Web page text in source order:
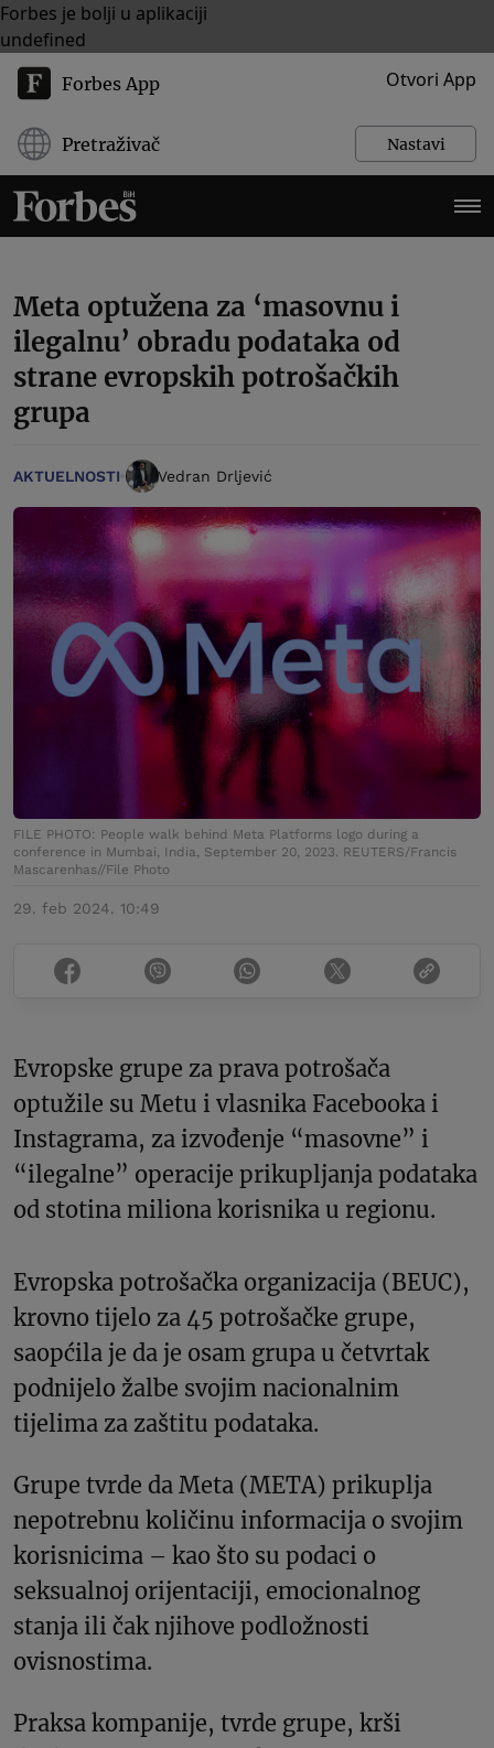
Forbes je bolji u aplikaciji
undefined
Forbes App Otvori App
Pretraživač Nastavi
Meta optužena za ‘masovnu i
ilegalnu’ obradu podataka od
strane evropskih potrošačkih
grupa
AKTUELNOSTI Vedran Drljević
FILE PHOTO: People walk behind Meta Platforms logo during a
conference in Mumbai, India, September 20, 2023. REUTERS/Francis
Mascarenhas//File Photo
29. feb 2024. 10:49
Evropske grupe za prava potrošača
optužile su Metu i vlasnika Facebooka i
Instagrama, za izvođenje “masovne” i
“ilegalne” operacije prikupljanja podataka
od stotina miliona korisnika u regionu.
Evropska potrošačka organizacija (BEUC),
krovno tijelo za 45 potrošačke grupe,
saopćila je da je osam grupa u četvrtak
podnijelo žalbe svojim nacionalnim
tijelima za zaštitu podataka.
Grupe tvrde da Meta (META) prikuplja
nepotrebnu količinu informacija o svojim
korisnicima – kao što su podaci o
seksualnoj orijentaciji, emocionalnog
stanja ili čak njihove podložnosti
ovisnostima.
Praksa kompanije, tvrde grupe, krši